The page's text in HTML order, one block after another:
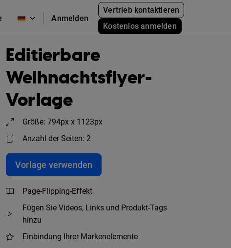
Anmelden
Vertrieb kontaktieren
Kostenlos anmelden
Editierbare
Weihnachtsflyer-
Vorlage
Größe: 794px x 1123px
Anzahl der Seiten: 2
Vorlage verwenden
Page-Flipping-Effekt
Fügen Sie Videos, Links und Produkt-Tags
hinzu
Einbindung Ihrer Markenelemente